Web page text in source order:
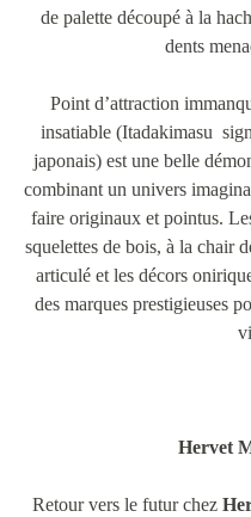
de palette découpé à la
dents
Point d’attraction
insatiable (Itadakimasu
japonais) est une belle
combinant un univers
faire originaux et pointus.
squelettes de bois, à la chair
articulé et les décors
des marques prestigieuses
Hervet
Retour vers le futur chez